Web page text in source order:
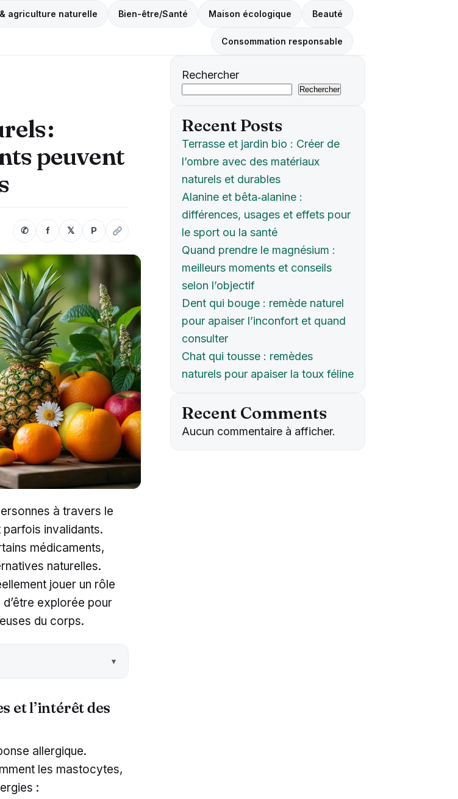
agriculture naturelle Bien-être/Santé Maison écologique Beauté
Consommation responsable
:
peuvent
✆ f 𝕏 P
à travers le
invalidants.
médicaments,
naturelles.
jouer un rôle
explorée pour
du corps.
et l’intérêt des
allergique.
les mastocytes,
:
Rechercher
Rechercher
Recent Posts
Terrasse et jardin bio : Créer de
l’ombre avec des matériaux
naturels et durables
Alanine et bêta‑alanine :
différences, usages et effets pour
le sport ou la santé
Quand prendre le magnésium :
meilleurs moments et conseils
selon l’objectif
Dent qui bouge : remède naturel
pour apaiser l’inconfort et quand
consulter
Chat qui tousse : remèdes
naturels pour apaiser la toux féline
Recent Comments
Aucun commentaire à afficher.